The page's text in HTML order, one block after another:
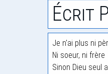
Écrit
Je n'ai plus ni
Ni soeur, ni frère
Sinon Dieu seul